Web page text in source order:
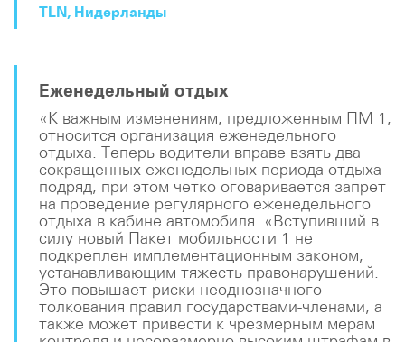
TLN, Нидерланды
Еженедельный отдых
«К важным изменениям, предложенным ПМ 1,
относится организация еженедельного
отдыха. Теперь водители вправе взять два
сокращенных еженедельных периода отдыха
подряд, при этом четко оговаривается запрет
на проведение регулярного еженедельного
отдыха в кабине автомобиля. «Вступивший в
силу новый Пакет мобильности 1 не
подкреплен имплементационным законом,
устанавливающим тяжесть правонарушений.
Это повышает риски неоднозначного
толкования правил государствами-членами, а
также может привести к чрезмерным мерам